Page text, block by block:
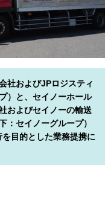
社およびJPロジスティ
）と、セイノーホール
およびセイノーの輸送
：セイノーグループ）
目的とした業務提携に